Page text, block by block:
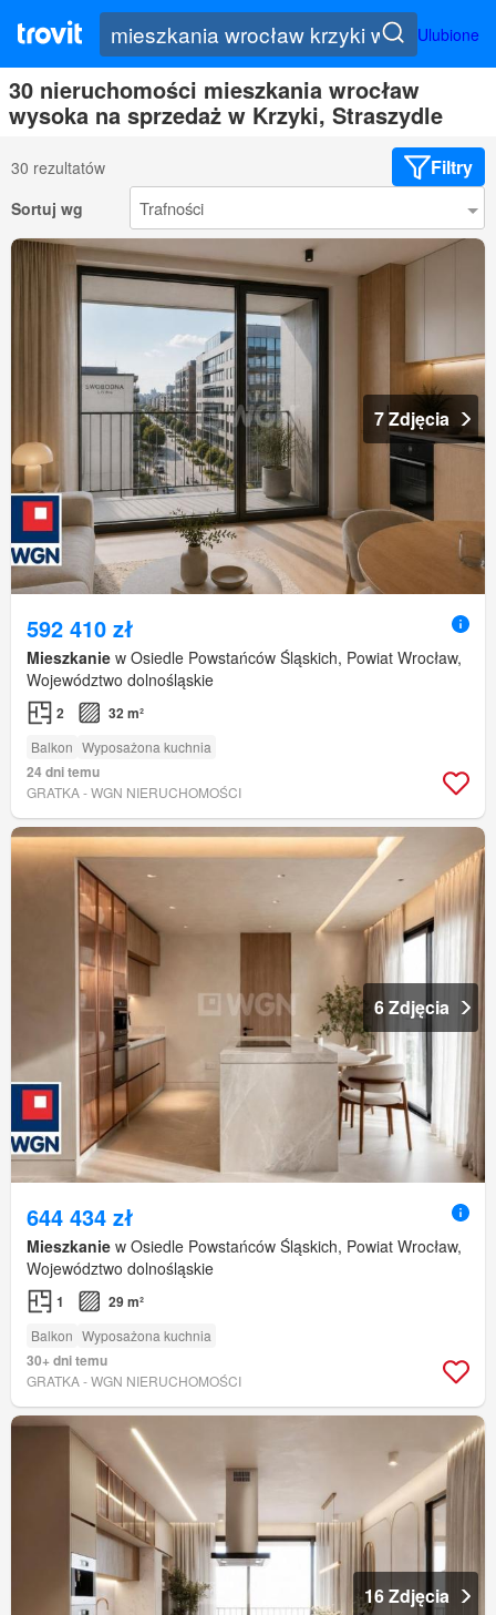
Ulubione
30 nieruchomości mieszkania wrocław
wysoka na sprzedaż w Krzyki, Straszydle
30 rezultatów Filtry
Sortuj wg
7 Zdjęcia
592 410 zł
Mieszkanie w Osiedle Powstańców Śląskich, Powiat Wrocław,
Województwo dolnośląskie
2 32 m²
Balkon Wyposażona kuchnia
24 dni temu
GRATKA - WGN NIERUCHOMOŚCI
6 Zdjęcia
644 434 zł
Mieszkanie w Osiedle Powstańców Śląskich, Powiat Wrocław,
Województwo dolnośląskie
1 29 m²
Balkon Wyposażona kuchnia
30+ dni temu
GRATKA - WGN NIERUCHOMOŚCI
16 Zdjęcia